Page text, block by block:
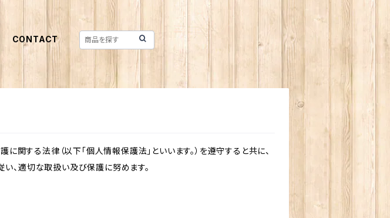
CONTACT
する法律（以下「個人情報保護法」といいます。）を遵守すると共に、
い、適切な取扱い及び保護に努めます。